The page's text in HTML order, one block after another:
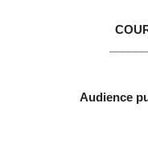
Audience